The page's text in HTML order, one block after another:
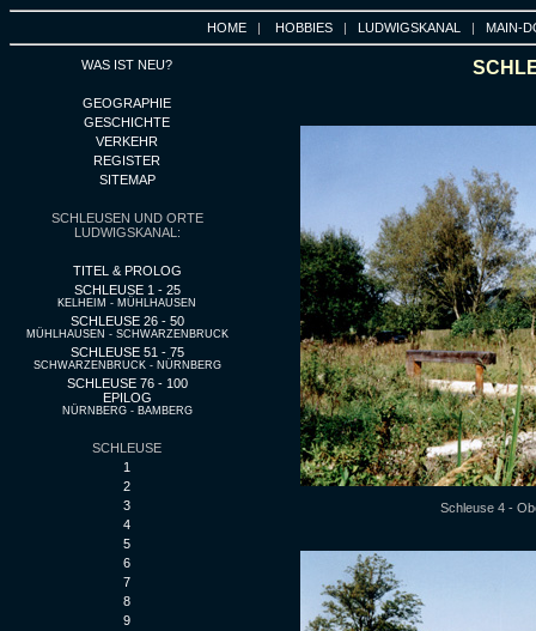
HOME | HOBBIES | LUDWIGSKANAL | MAIN-
WAS IST NEU?
GEOGRAPHIE
GESCHICHTE
VERKEHR
REGISTER
SITEMAP
SCHLEUSEN UND ORTE
LUDWIGSKANAL:
TITEL & PROLOG
SCHLEUSE 1 - 25
KELHEIM - MÜHLHAUSEN
SCHLEUSE 26 - 50
MÜHLHAUSEN - SCHWARZENBRUCK
SCHLEUSE 51 - 75
SCHWARZENBRUCK - NÜRNBERG
SCHLEUSE 76 - 100
EPILOG
NÜRNBERG - BAMBERG
SCHLEUSE
1
2
3
4
5
6
7
8
9
Schleuse 4 -